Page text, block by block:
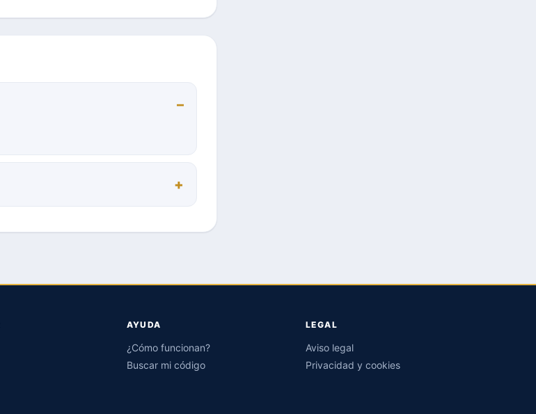
AYUDA
¿Cómo funcionan?
Buscar mi código
LEGAL
Aviso legal
Privacidad y cookies